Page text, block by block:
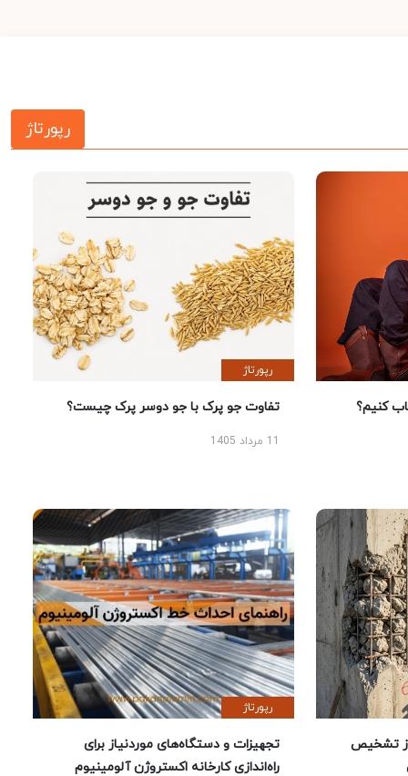
رپورتاژ
کنیم؟
رپورتاژ
تفاوت جو پرک با جو دوسر پرک چیست؟
تشخیص
رپورتاژ
تجهیزات و دستگاه‌های موردنیاز برای
راه‌اندازی کارخانه اکستروژن آلومینیوم